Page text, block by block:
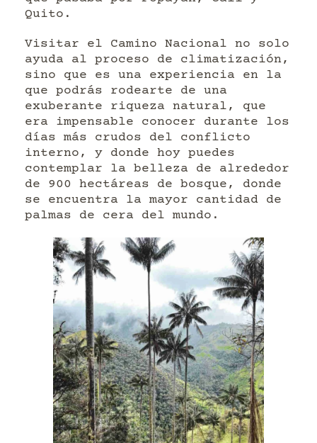
Quito.
Visitar el Camino Nacional no solo
ayuda al proceso de climatización,
sino que es una experiencia en la
que podrás rodearte de una
exuberante riqueza natural, que
era impensable conocer durante los
días más crudos del conflicto
interno, y donde hoy puedes
contemplar la belleza de alrededor
de 900 hectáreas de bosque, donde
se encuentra la mayor cantidad de
palmas de cera del mundo.